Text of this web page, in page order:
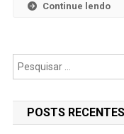
Continue lendo
POSTS RECENTES